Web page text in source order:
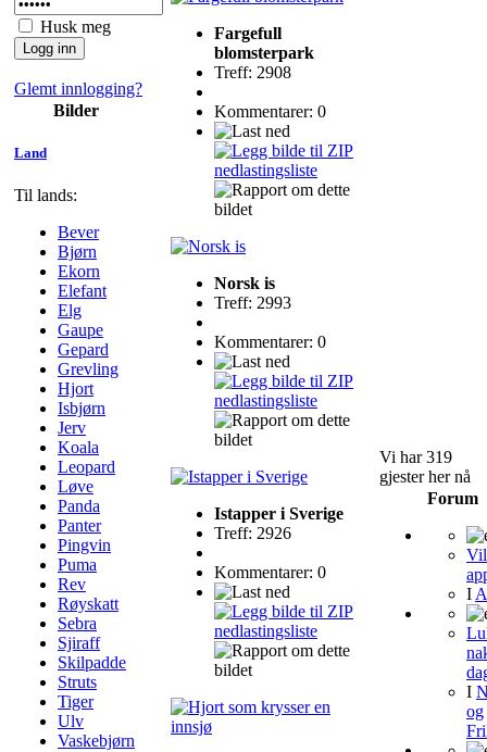
Husk meg
Glemt innlogging?
Bilder
Land
Til lands:
Bever
Bjørn
Ekorn
Elefant
Elg
Gaupe
Gepard
Grevling
Hjort
Isbjørn
Jerv
Koala
Leopard
Løve
Panda
Panter
Pingvin
Puma
Rev
Røyskatt
Sebra
Sjiraff
Skilpadde
Struts
Tiger
Ulv
Vaskebjørn
Fargefull
blomsterpark
Treff: 2908
Kommentarer: 0
Norsk is
Treff: 2993
Kommentarer: 0
Istapper i Sverige
Treff: 2926
Kommentarer: 0
Vi har 319
gjester her nå
Forum
I
I
og